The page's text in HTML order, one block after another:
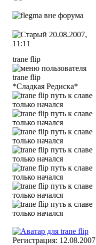
20.08.2007,
11:11
trane flip
*Сладкая Редиска*
Регистрация: 12.08.2007